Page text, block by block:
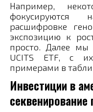
Например,
фокусируются
расшифровке
экспозицию к
просто. Далее мы
UCITS ETF, с
примерами в
Инвестиции в
секвенирование